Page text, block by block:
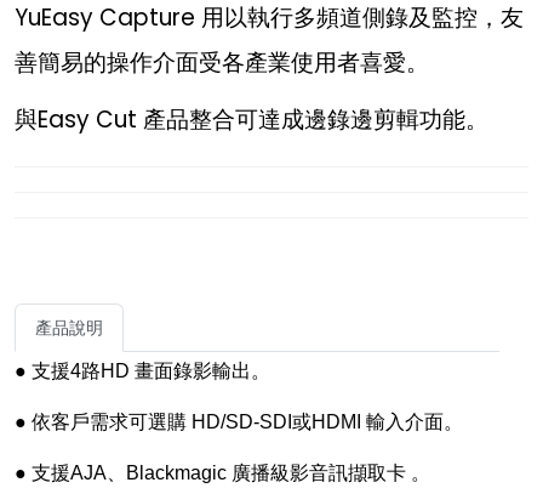
YuEasy Capture 用以執行多頻道側錄及監控，友
善簡易的操作介面受各產業使用者喜愛。
與Easy Cut 產品整合可達成邊錄邊剪輯功能。
產品說明
● 支援4路HD 畫面錄影輸出。
● 依客戶需求可選購 HD/SD-SDI或HDMI 輸入介面。
● 支援AJA、Blackmagic 廣播級影音訊擷取卡 。